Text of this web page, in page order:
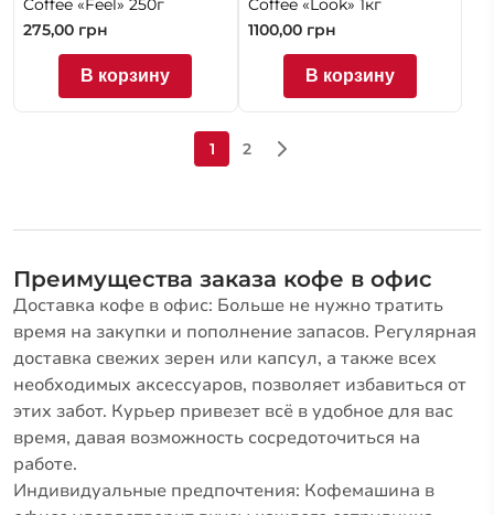
Coffee «Feel» 250г
275,00 грн
В корзину
Coffee «Look» 1кг
1100,00 грн
В корзину
1 2
Преимущества заказа кофе в офис
Доставка кофе в офис: Больше не нужно тратить
время на закупки и пополнение запасов. Регулярная
доставка свежих зерен или капсул, а также всех
необходимых аксессуаров, позволяет избавиться от
этих забот. Курьер привезет всё в удобное для вас
время, давая возможность сосредоточиться на
работе.
Индивидуальные предпочтения: Кофемашина в